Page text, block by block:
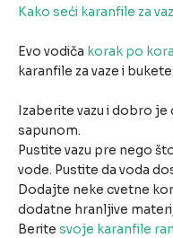
Kako seći karanfile za
Evo vodiča korak po
karanfile za vaze i bukete:
Izaberite vazu i dobro
sapunom.
Pustite vazu pre nego
vode. Pustite da voda
Dodajte neke cvetne
dodatne hranljive
Berite svoje karanfile